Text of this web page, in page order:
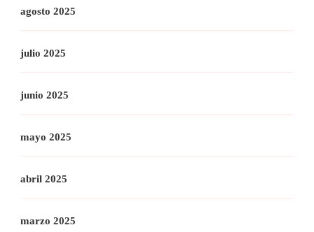
agosto 2025
julio 2025
junio 2025
mayo 2025
abril 2025
marzo 2025